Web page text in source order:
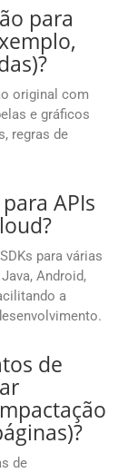
para
original com
e gráficos
regras de
APIs
para várias
Android,
a
de
de